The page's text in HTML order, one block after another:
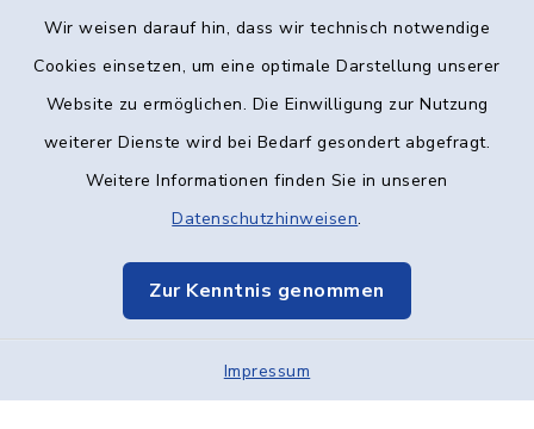
Wir weisen darauf hin, dass wir technisch notwendige
Cookies einsetzen, um eine optimale Darstellung unserer
Website zu ermöglichen. Die Einwilligung zur Nutzung
weiterer Dienste wird bei Bedarf gesondert abgefragt.
Weitere Informationen finden Sie in unseren
Datenschutzhinweisen.
Zur Kenntnis genommen
Impressum
Kontakt
Datenschutz
Elektronische Kommunikation
Sitemap